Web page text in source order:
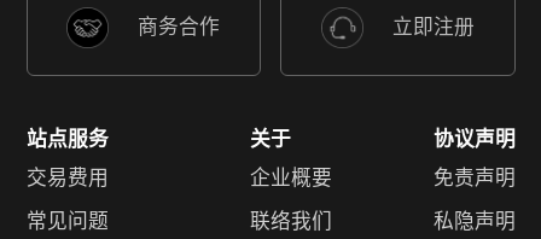
商务合作 立即注册
站点服务
交易费用
常见问题
关于
企业概要
联络我们
协议声明
免责声明
私隐声明